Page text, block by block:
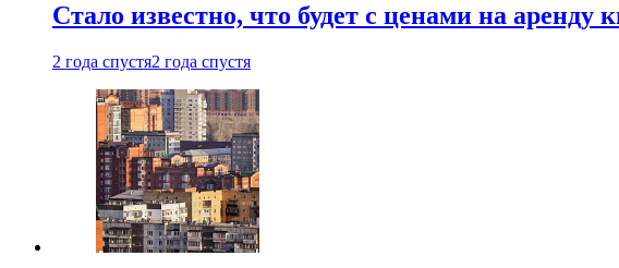
Стало известно, что будет с ценами на
2 года спустя2 года спустя